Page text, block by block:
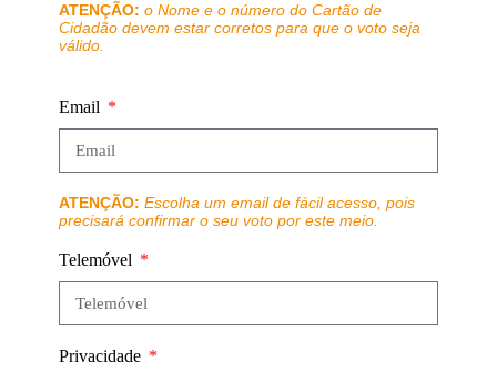
ATENÇÃO: o Nome e o número do Cartão de
Cidadão devem estar corretos para que o voto seja
válido.
Email
ATENÇÃO: Escolha um email de fácil acesso, pois
precisará confirmar o seu voto por este meio.
Telemóvel
Privacidade